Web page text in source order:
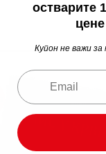
остварите
Купон не важи за